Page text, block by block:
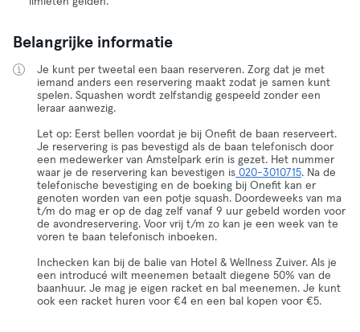
Belangrijke informatie
Je kunt per tweetal een baan reserveren. Zorg dat je met
iemand anders een reservering maakt zodat je samen kunt
spelen. Squashen wordt zelfstandig gespeeld zonder een
leraar aanwezig.
Let op: Eerst bellen voordat je bij Onefit de baan reserveert.
Je reservering is pas bevestigd als de baan telefonisch door
een medewerker van Amstelpark erin is gezet. Het nummer
waar je de reservering kan bevestigen is 020-3010715. Na de
telefonische bevestiging en de boeking bij Onefit kan er
genoten worden van een potje squash. Doordeweeks van ma
t/m do mag er op de dag zelf vanaf 9 uur gebeld worden voor
de avondreservering. Voor vrij t/m zo kan je een week van te
voren te baan telefonisch inboeken.
Inchecken kan bij de balie van Hotel & Wellness Zuiver. Als je
een introducé wilt meenemen betaalt diegene 50% van de
baanhuur. Je mag je eigen racket en bal meenemen. Je kunt
ook een racket huren voor €4 en een bal kopen voor €5.